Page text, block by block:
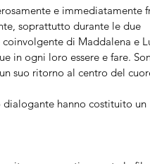
e immediatamente
soprattutto durante le due
di Maddalena e
in ogni loro essere e fare.
suo ritorno al centro del
dialogante hanno costituito un